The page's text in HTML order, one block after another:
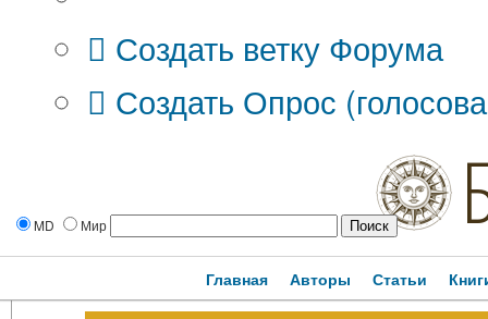
Создать ветку Форума
Создать Опрос
MD Мир
Главная Авторы Статьи